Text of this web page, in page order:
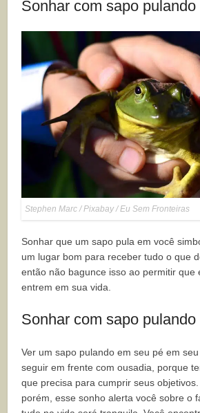
Sonhar com sapo
Stephen Marc / Pixabay / Eu Sem Fronteiras
Sonhar que um sapo pula em você
um lugar bom para receber tudo o que
então não bagunce isso ao permitir que
entrem em sua vida.
Sonhar com sapo
Ver um sapo pulando em seu pé em
seguir em frente com ousadia, porque
que precisa para cumprir seus
porém, esse sonho alerta você sobre o